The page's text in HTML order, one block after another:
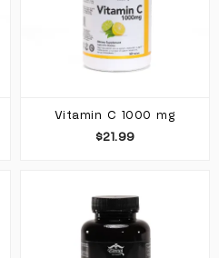
Vitamin C 1000 mg
$21.99